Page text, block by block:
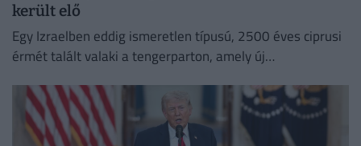
került elő
Egy Izraelben eddig ismeretlen típusú, 2500 éves ciprusi
érmét talált valaki a tengerparton, amely új
kereskedelemről.